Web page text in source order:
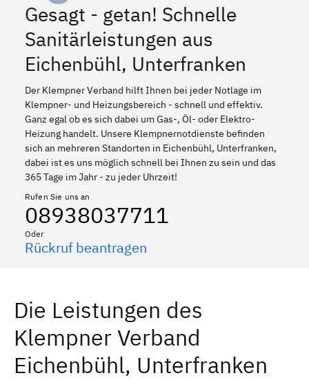
Gesagt - getan! Schnelle
Sanitärleistungen aus
Eichenbühl, Unterfranken
Der Klempner Verband hilft Ihnen bei jeder Notlage im
Klempner- und Heizungsbereich - schnell und effektiv.
Ganz egal ob es sich dabei um Gas-, Öl- oder Elektro-
Heizung handelt. Unsere Klempnernotdienste befinden
sich an mehreren Standorten in Eichenbühl, Unterfranken,
dabei ist es uns möglich schnell bei Ihnen zu sein und das
365 Tage im Jahr - zu jeder Uhrzeit!
Rufen Sie uns an
08938037711
Oder
Rückruf beantragen
Die Leistungen des
Klempner Verband
Eichenbühl, Unterfranken